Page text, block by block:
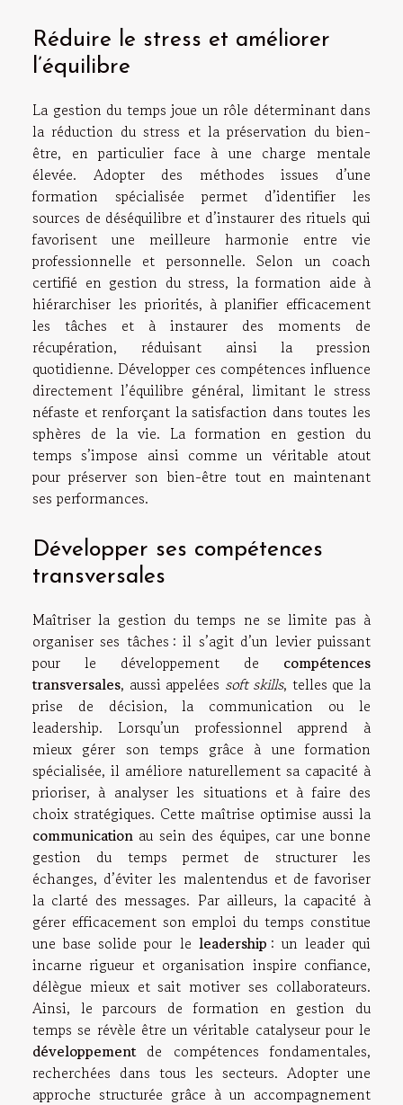
Réduire le stress et améliorer
l’équilibre
La gestion du temps joue un rôle déterminant dans
la réduction du stress et la préservation du bien-
être, en particulier face à une charge mentale
élevée. Adopter des méthodes issues d’une
formation spécialisée permet d’identifier les
sources de déséquilibre et d’instaurer des rituels qui
favorisent une meilleure harmonie entre vie
professionnelle et personnelle. Selon un coach
certifié en gestion du stress, la formation aide à
hiérarchiser les priorités, à planifier efficacement
les tâches et à instaurer des moments de
récupération, réduisant ainsi la pression
quotidienne. Développer ces compétences influence
directement l’équilibre général, limitant le stress
néfaste et renforçant la satisfaction dans toutes les
sphères de la vie. La formation en gestion du
temps s’impose ainsi comme un véritable atout
pour préserver son bien-être tout en maintenant
ses performances.
Développer ses compétences
transversales
Maîtriser la gestion du temps ne se limite pas à
organiser ses tâches : il s’agit d’un levier puissant
pour le développement de compétences
transversales, aussi appelées soft skills, telles que la
prise de décision, la communication ou le
leadership. Lorsqu’un professionnel apprend à
mieux gérer son temps grâce à une formation
spécialisée, il améliore naturellement sa capacité à
prioriser, à analyser les situations et à faire des
choix stratégiques. Cette maîtrise optimise aussi la
communication au sein des équipes, car une bonne
gestion du temps permet de structurer les
échanges, d’éviter les malentendus et de favoriser
la clarté des messages. Par ailleurs, la capacité à
gérer efficacement son emploi du temps constitue
une base solide pour le leadership : un leader qui
incarne rigueur et organisation inspire confiance,
délègue mieux et sait motiver ses collaborateurs.
Ainsi, le parcours de formation en gestion du
temps se révèle être un véritable catalyseur pour le
développementde compétences fondamentales,
recherchées dans tous les secteurs. Adopter une
approche structurée grâce à un accompagnement